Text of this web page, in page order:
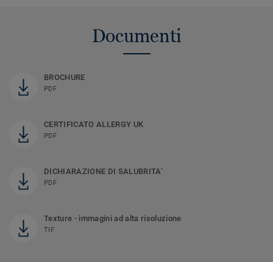
Documenti
BROCHURE
PDF
CERTIFICATO ALLERGY UK
PDF
DICHIARAZIONE DI SALUBRITA’
PDF
Texture - immagini ad alta risoluzione
TIF